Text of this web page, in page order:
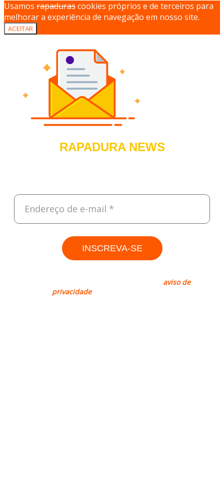
Usamos rapadurascookies próprios e de terceiros para
melhorar a experiência de navegação em nosso site.
ACEITAR
RAPADURA NEWS
INSCREVA-SE
aviso de
privacidadepara mais informações.